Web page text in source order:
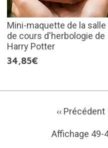
Mini-maquette de la salle
de cours d'herbologie de
Harry Potter
34,85€
‹‹ Précédent
Affichage 49-